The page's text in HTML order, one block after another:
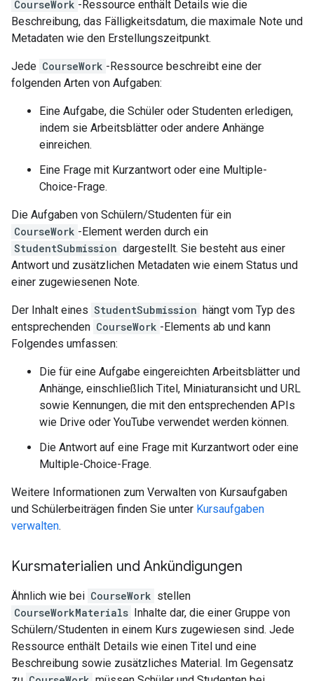
CourseWork -Ressource enthält Details wie die
Beschreibung, das Fälligkeitsdatum, die maximale Note und
Metadaten wie den Erstellungszeitpunkt.
Jede CourseWork -Ressource beschreibt eine der
folgenden Arten von Aufgaben:
Eine Aufgabe, die Schüler oder Studenten erledigen,
indem sie Arbeitsblätter oder andere Anhänge
einreichen.
Eine Frage mit Kurzantwort oder eine Multiple-
Choice-Frage.
Die Aufgaben von Schülern/Studenten für ein
CourseWork -Element werden durch ein
StudentSubmission dargestellt. Sie besteht aus einer
Antwort und zusätzlichen Metadaten wie einem Status und
einer zugewiesenen Note.
Der Inhalt eines StudentSubmission hängt vom Typ des
entsprechenden CourseWork -Elements ab und kann
Folgendes umfassen:
Die für eine Aufgabe eingereichten Arbeitsblätter und
Anhänge, einschließlich Titel, Miniaturansicht und URL
sowie Kennungen, die mit den entsprechenden APIs
wie Drive oder YouTube verwendet werden können.
Die Antwort auf eine Frage mit Kurzantwort oder eine
Multiple-Choice-Frage.
Weitere Informationen zum Verwalten von Kursaufgaben
und Schülerbeiträgen finden Sie unter Kursaufgaben
verwalten.
Kursmaterialien und Ankündigungen
Ähnlich wie bei CourseWork stellen
CourseWorkMaterials Inhalte dar, die einer Gruppe von
Schülern/Studenten in einem Kurs zugewiesen sind. Jede
Ressource enthält Details wie einen Titel und eine
Beschreibung sowie zusätzliches Material. Im Gegensatz